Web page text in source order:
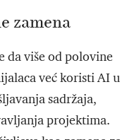
zamena
da više od polovine
već koristi AI u
sadržaja,
projektima.